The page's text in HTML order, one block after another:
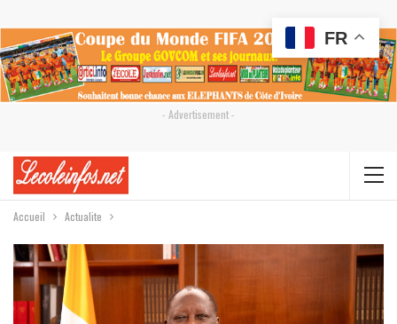
- Advertisement -
Accueil Actualite
FR